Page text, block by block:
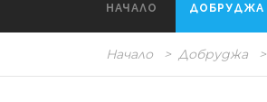
НАЧАЛО ДОБРУДЖА
Начало > Добруджа >